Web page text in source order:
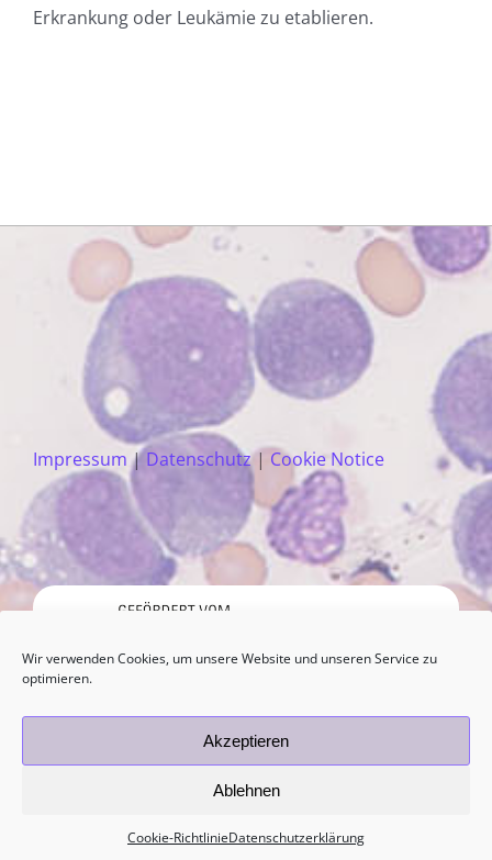
Wir verwenden Cookies, um unsere Website und unseren Service zu
optimieren.
Akzeptieren
Ablehnen
Cookie-RichtlinieDatenschutzerklärung
Erkrankung oder Leukämie zu etablieren.
Impressum |Datenschutz| Cookie Notice